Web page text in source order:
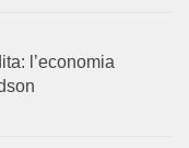
l’economia